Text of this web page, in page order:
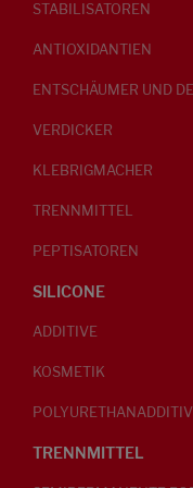
STABILISATOREN
ANTIOXIDANTIEN
ENTSCHÄUMER UND
VERDICKER
KLEBRIGMACHER
TRENNMITTEL
PEPTISATOREN
SILICONE
ADDITIVE
KOSMETIK
TRENNMITTEL